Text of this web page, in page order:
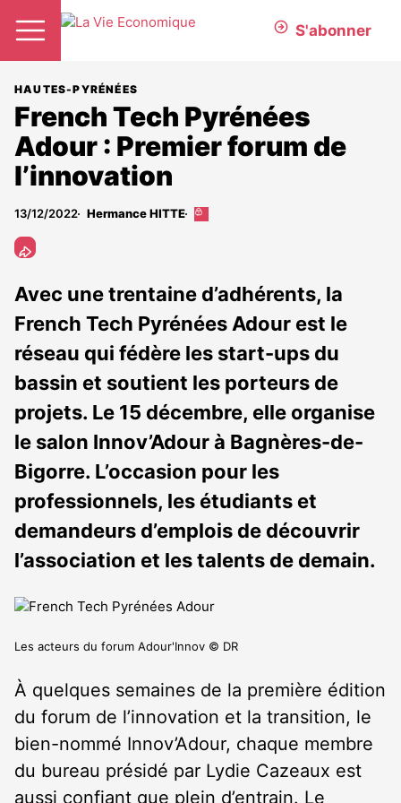
S'abonner
HAUTES-PYRÉNÉES
French Tech Pyrénées
Adour : Premier forum de
l’innovation
13/12/2022 Hermance HITTE
Cet
abonnés
Avec une trentaine d’adhérents, la
French Tech Pyrénées Adour est le
réseau qui fédère les start-ups du
bassin et soutient les porteurs de
projets. Le 15 décembre, elle organise
le salon Innov’Adour à Bagnères-de-
Bigorre. L’occasion pour les
professionnels, les étudiants et
demandeurs d’emplois de découvrir
l’association et les talents de demain.
Les acteurs du forum Adour'Innov © DR
À quelques semaines de la première édition
du forum de l’innovation et la transition, le
bien-nommé Innov’Adour, chaque membre
du bureau présidé par Lydie Cazeaux est
aussi confiant que plein d’entrain. Le